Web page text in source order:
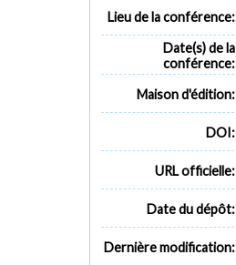
Lieu de la conférence:
Date(s) de la
conférence:
Maison d'édition:
DOI:
URL officielle:
Date du dépôt:
Dernière modification: